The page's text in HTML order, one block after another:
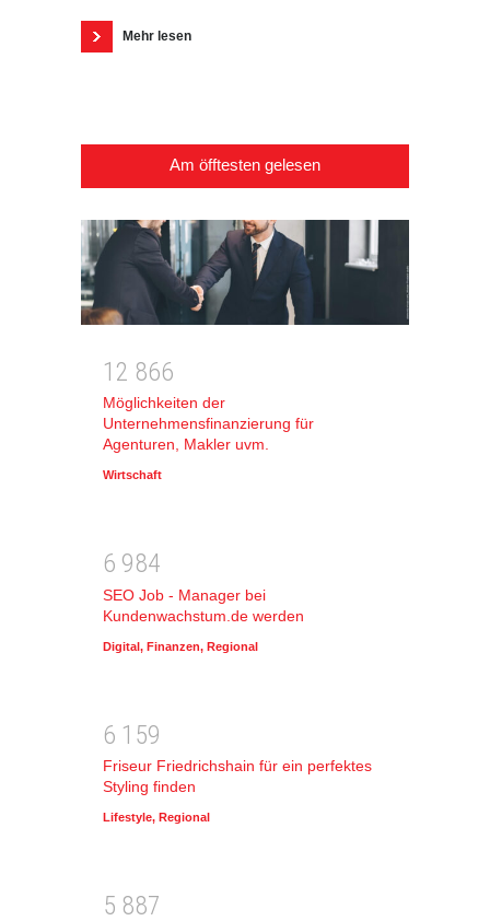
Mehr lesen
Am öfftesten gelesen
1 2 866
Möglichkeiten der
Unternehmensfinanzierung für
Agenturen, Makler uvm.
Wirtschaft
6 984
SEO Job - Manager bei
Kundenwachstum.de werden
Digital, Finanzen, Regional
6 1 59
Friseur Friedrichshain für ein perfektes
Styling finden
Lifestyle, Regional
5 887